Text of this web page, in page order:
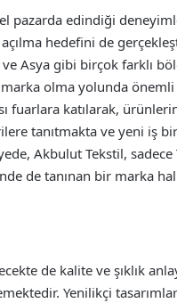
pazarda edindiği
hedefini de
Asya gibi birçok farklı
olma yolunda önemli
fuarlara katılarak,
tanıtmakta ve yeni iş
Akbulut Tekstil, sadece
de tanınan bir marka
de kalite ve şıklık
Yenilikçi